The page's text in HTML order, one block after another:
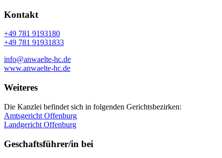
Kontakt
+49 781 9193180
+49 781 91931833
info@anwaelte-hc.de
www.anwaelte-hc.de
Weiteres
Die Kanzlei befindet sich in folgenden Gerichtsbezirken:
Amtsgericht Offenburg
Landgericht Offenburg
Geschaftsführer/in bei